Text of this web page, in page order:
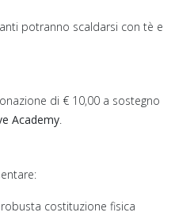
potranno scaldarsi con tè e
di € 10,00 a sostegno
Academy.
costituzione fisica